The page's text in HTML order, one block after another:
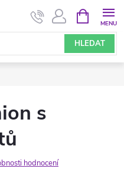
HLEDAT
NÁKUPNÍ
KOŠÍK
s
hodnocení